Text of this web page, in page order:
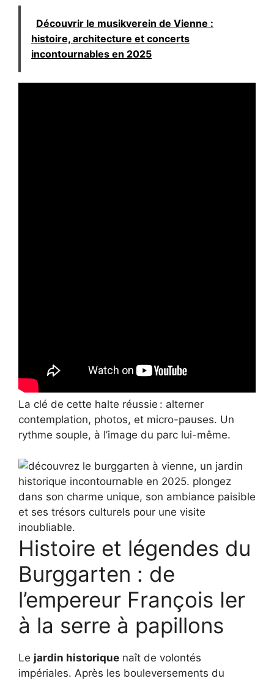
Découvrir le musikverein de Vienne :
histoire, architecture et concerts
incontournables en 2025
La clé de cette halte réussie : alterner
contemplation, photos, et micro-pauses. Un
rythme souple, à l’image du parc lui-même.
Histoire et légendes du
Burggarten : de
l’empereur François Ier
à la serre à papillons
Le jardin historique naît de volontés
impériales. Après les bouleversements du